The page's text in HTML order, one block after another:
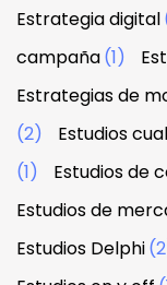
Estrategia digital
campaña(1)
Estrategias de
(2)
Estudios
(1)
Estudios de
Estudios de
Estudios Delphi